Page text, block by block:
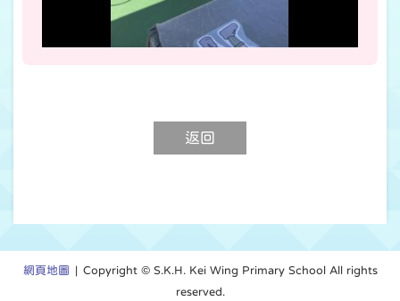
返回
網頁地圖 | Copyright © S.K.H. Kei Wing Primary School All rights
reserved.